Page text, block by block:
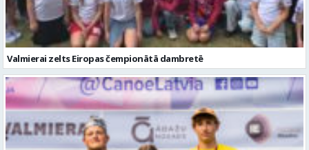
Valmierai zelts Eiropas čempionātā dambretē